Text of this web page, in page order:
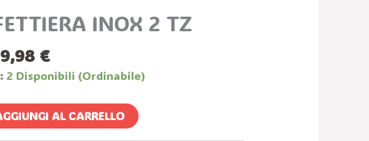
INOX 2 TZ
€.
€
Attuale
19,98 €.
2 Disponibili (ordinabile)
AL CARRELLO